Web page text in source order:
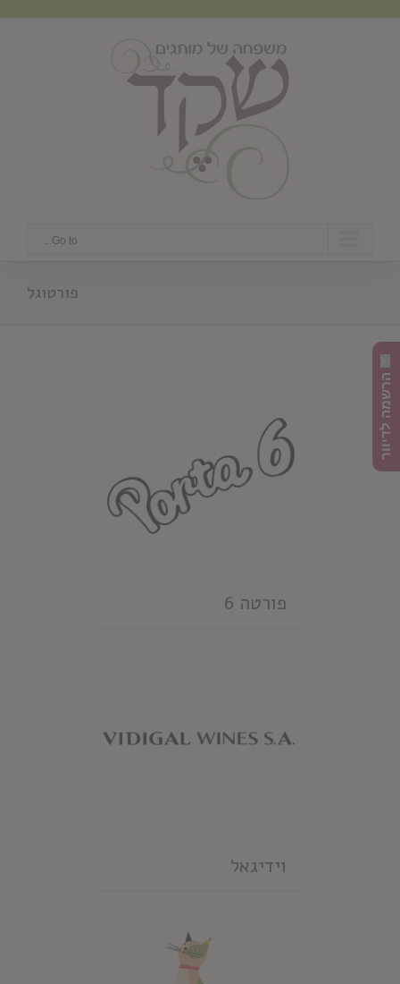
Go to...
פורטוגל
פורטה 6
וידיגאל
הרשמה לדיוור